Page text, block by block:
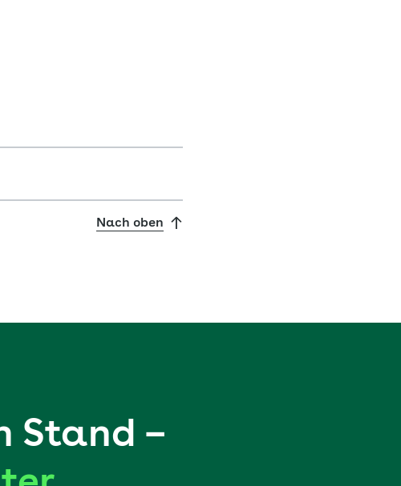
Nach oben
Stand –